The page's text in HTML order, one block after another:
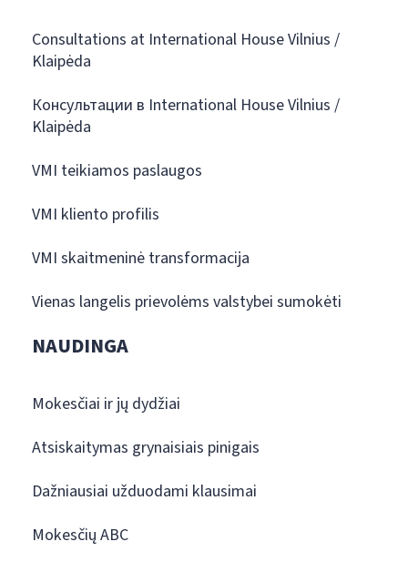
Consultations at International House Vilnius /
Klaipėda
Консультации в International House Vilnius /
Klaipėda
VMI teikiamos paslaugos
VMI kliento profilis
VMI skaitmeninė transformacija
Vienas langelis prievolėms valstybei sumokėti
NAUDINGA
Mokesčiai ir jų dydžiai
Atsiskaitymas grynaisiais pinigais
Dažniausiai užduodami klausimai
Mokesčių ABC